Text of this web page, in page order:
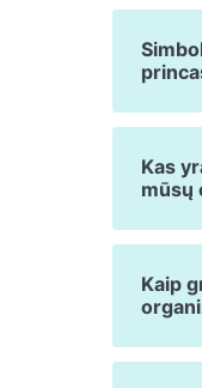
Kas
mūsų
Kaip